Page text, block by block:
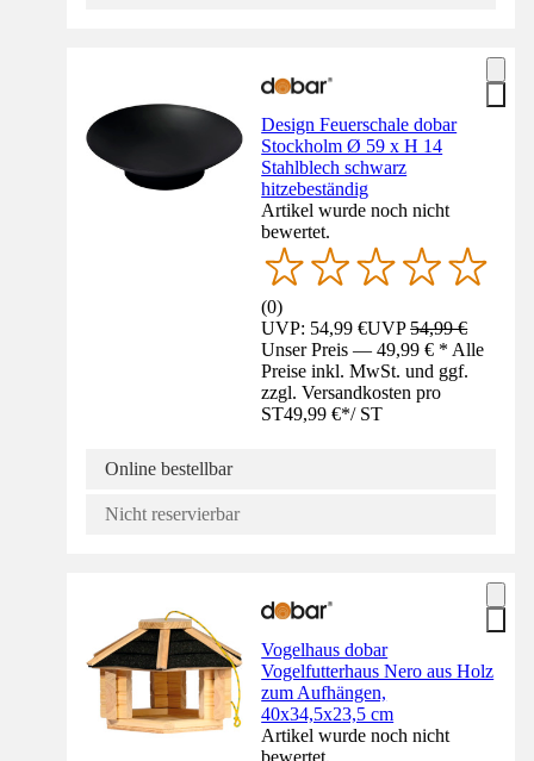
Design Feuerschale dobar
Stockholm Ø 59 x H 14
Stahlblech schwarz
hitzebeständig
Artikel wurde noch nicht
bewertet.
(0)
UVP: 54,99 €UVP54,99 €
Unser Preis — 49,99 € * Alle
Preise inkl. MwSt. und ggf.
zzgl. Versandkosten pro
ST49,99 €*/ ST
Online bestellbar
Nicht reservierbar
Vogelhaus dobar
Vogelfutterhaus Nero aus Holz
zum Aufhängen,
40x34,5x23,5 cm
Artikel wurde noch nicht
bewertet.